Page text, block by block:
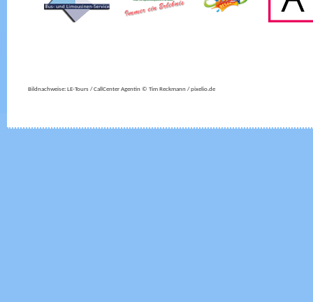
Bildnachweise: LE-Tours / CallCenter Agentin © Tim Reckmann / pixelio.de